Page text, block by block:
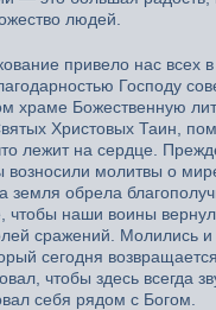
людей.
привело нас всех
Господу
храме Божественную
Христовых Таин,
лежит на сердце.
возносили молитвы о
земля обрела
чтобы наши воины
сражений. Молились и
сегодня
чтобы здесь всегда
себя рядом с Богом.